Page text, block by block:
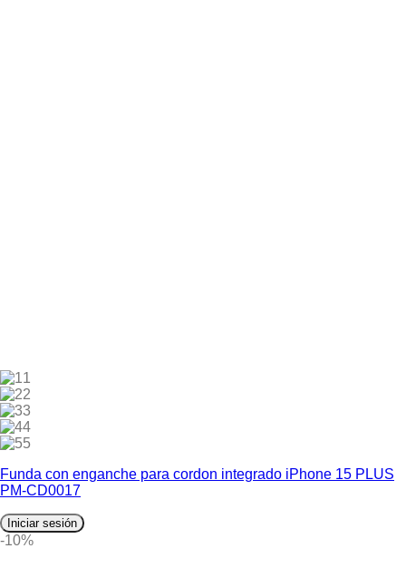
1
2
3
4
5
Funda con enganche para cordon integrado iPhone 15 PLUS
PM-CD0017
Iniciar sesión
-10%